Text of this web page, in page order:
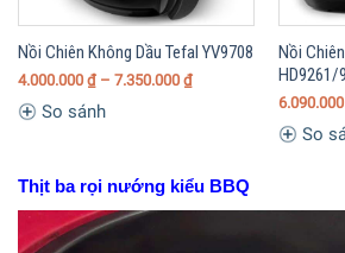
Nồi Chiên Không Dầu Tefal YV9708
4.000.000 ₫– 7.350.000 ₫
So sánh
Nồi
HD9261/
6.090.000
So
Thịt ba rọi nướng kiểu BBQ